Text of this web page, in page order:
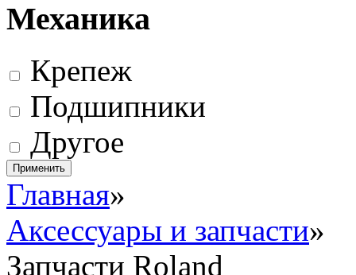
Механика
Крепеж
Подшипники
Другое
Главная»
Аксессуары и запчасти»
Запчасти Roland